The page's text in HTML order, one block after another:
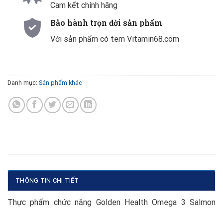
Cam kết chính hãng
Bảo hành trọn đời sản phẩm
Với sản phẩm có tem Vitamin68.com
Danh mục: Sản phẩm khác
THÔNG TIN CHI TIẾT
Thực phẩm chức năng Golden Health Omega 3 Salmon